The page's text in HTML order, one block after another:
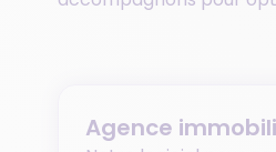
Agence